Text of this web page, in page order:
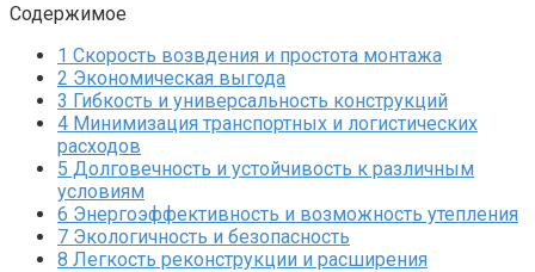
Содержимое
1 Скорость возвдения и простота монтажа
2 Экономическая выгода
3 Гибкость и универсальность конструкций
4 Минимизация транспортных и логистических
расходов
5 Долговечность и устойчивость к различным
условиям
6 Энергоэффективность и возможность утепления
7 Экологичность и безопасность
8 Легкость реконструкции и расширения